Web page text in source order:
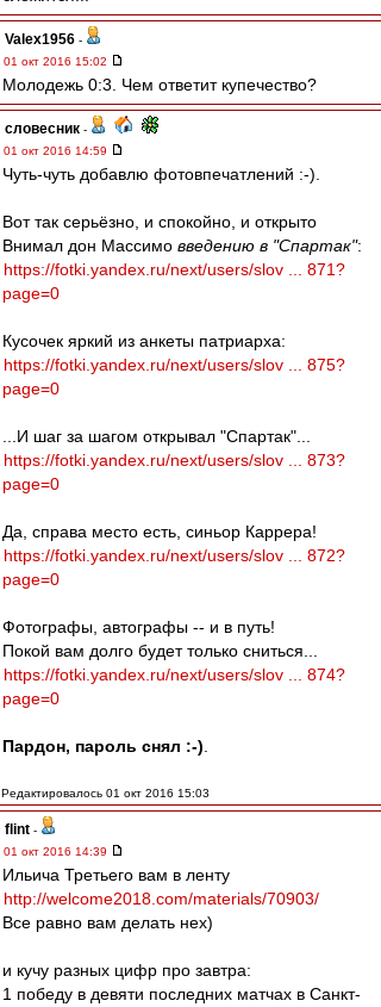
Valex1956 -
01 окт 2016 15:02
Молодежь 0:3. Чем ответит купечество?
словесник -
01 окт 2016 14:59
Чуть-чуть добавлю фотовпечатлений :-).
Вот так серьёзно, и спокойно, и открыто
Внимал дон Массимо введению в "Спартак":
https://fotki.yandex.ru/next/users/slov ... 871?
page=0
Кусочек яркий из анкеты патриарха:
https://fotki.yandex.ru/next/users/slov ... 875?
page=0
...И шаг за шагом открывал "Спартак"...
https://fotki.yandex.ru/next/users/slov ... 873?
page=0
Да, справа место есть, синьор Каррера!
https://fotki.yandex.ru/next/users/slov ... 872?
page=0
Фотографы, автографы -- и в путь!
Покой вам долго будет только сниться...
https://fotki.yandex.ru/next/users/slov ... 874?
page=0
Пардон, пароль снял :-)
Редактировалось 01 окт 2016 15:03
flint -
01 окт 2016 14:39
Ильича Третьего вам в ленту
http://welcome2018.com/materials/70903/
Все равно вам делать нех)
и кучу разных цифр про завтра:
1 победу в девяти последних матчах в Санкт-